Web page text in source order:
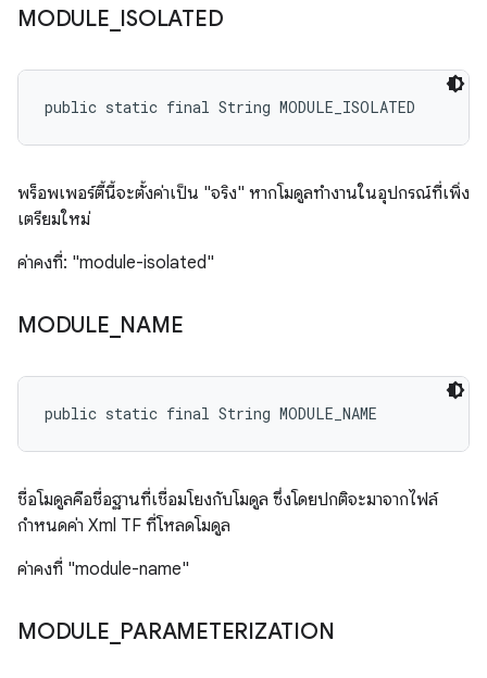
MODULE ISOLATED
public static final String MODULE_ISOLATED
พร็อพเพอร์ตี้นี้จะตั้งค่าเป็น "จริง" หากโมดูลทำงานในอุปกรณ์ที่เพิ่ง
เตรียมใหม่
ค่าคงที่: "module-isolated"
MODULE NAME
public static final String MODULE_NAME
ชื่อโมดูลคือชื่อฐานที่เชื่อมโยงกับโมดูล ซึ่งโดยปกติจะมาจากไฟล์
กำหนดค่า Xml TF ที่โหลดโมดูล
ค่าคงที่ "module-name"
MODULE PARAMETERIZATION